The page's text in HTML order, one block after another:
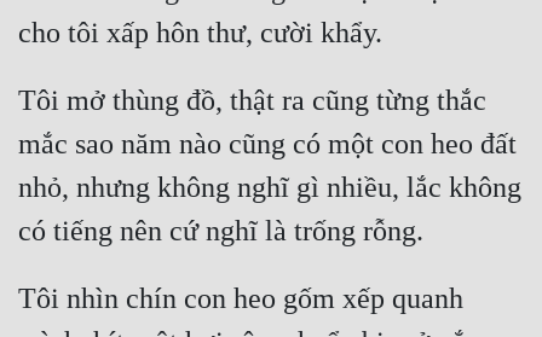
cho tôi xấp hôn thư, cười khẩy.
Tôi mở thùng đồ, thật ra cũng từng thắc
mắc sao năm nào cũng có một con heo đất
nhỏ, nhưng không nghĩ gì nhiều, lắc không
có tiếng nên cứ nghĩ là trống rỗng.
Tôi nhìn chín con heo gốm xếp quanh